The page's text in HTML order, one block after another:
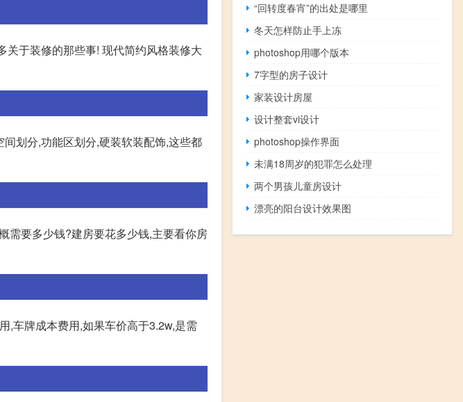
于装修的那些事! 现代简约风格装修大
划分,功能区划分,硬装软装配饰,这些都
需要多少钱?建房要花多少钱,主要看你房
,车牌成本费用,如果车价高于3.2w,是需
“回转度春宵”的出处是哪里
冬天怎样防止手上冻
photoshop用哪个版本
7字型的房子设计
家装设计房屋
设计整套vi设计
photoshop操作界面
未满18周岁的犯罪怎么处理
两个男孩儿童房设计
漂亮的阳台设计效果图